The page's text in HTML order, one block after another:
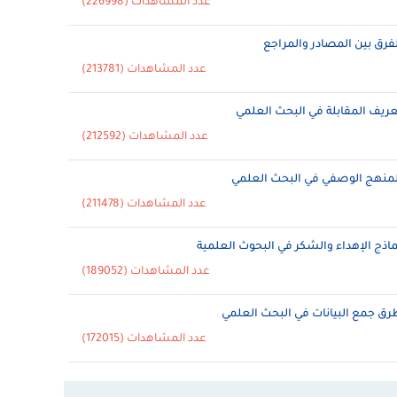
عدد المشاهدات (226998)
بين المصادر والمراجع
عدد المشاهدات (213781)
المقابلة في البحث العلمي
عدد المشاهدات (212592)
الوصفي في البحث العلمي
عدد المشاهدات (211478)
الإهداء والشكر في البحوث العلمية
عدد المشاهدات (189052)
جمع البيانات في البحث العلمي
عدد المشاهدات (172015)